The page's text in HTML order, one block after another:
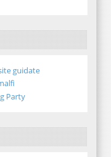
guidate
Party